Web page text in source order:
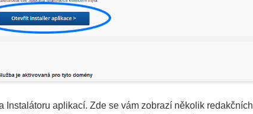
Instalátoru aplikací. Zde se vám zobrazí několik redakčních